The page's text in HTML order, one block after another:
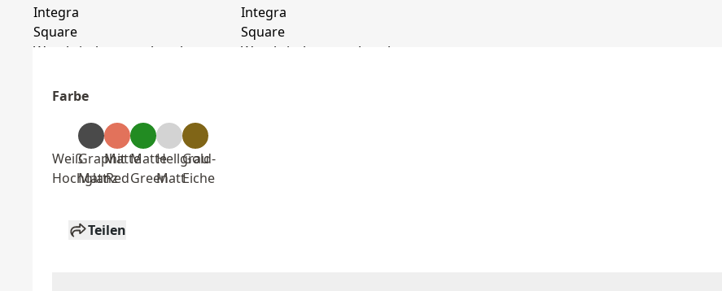
Farbe
Weiß
Hochglanz
Graphit
Matt
Matte
Red
Matte
Green
Hellgrau
Matt
Gold-
Eiche
Teilen